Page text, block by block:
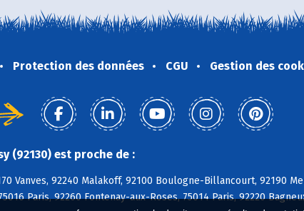
Protection des données CGU Gestion des
(92130) est proche de :
Vanves, 92240 Malakoff, 92100 Boulogne-Billancourt, 92190
Paris, 92260 Fontenay-aux-Roses, 75014 Paris, 92220